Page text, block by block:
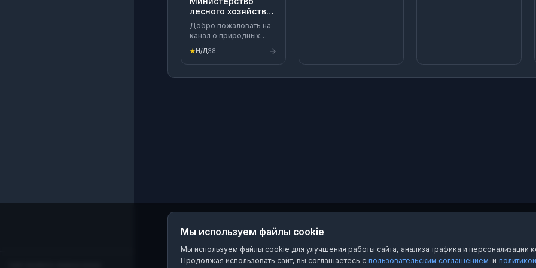
лесного хозяйства
Смоленской
области
Добро пожаловать на
канал о природных
богатствах
Смоленского края!
Здесь мы
рассказываем о жизни
★Н/Д38
Круглосуточно 🚀
Мы используем файлы cookie
Мы используем файлы cookie для улучшения работы сайта, анализа трафика и персонализации
Продолжая использовать сайт, вы соглашаетесь с пользовательским соглашением и политикой